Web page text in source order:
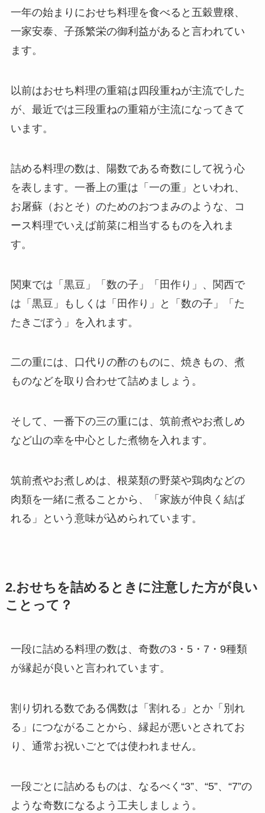
一年の始まりにおせち料理を食べると五穀豊穣、
一家安泰、子孫繁栄の御利益があると言われてい
ます。
以前はおせち料理の重箱は四段重ねが主流でした
が、最近では三段重ねの重箱が主流になってきて
います。
詰める料理の数は、陽数である奇数にして祝う心
を表します。一番上の重は「一の重」といわれ、
お屠蘇（おとそ）のためのおつまみのような、コ
ース料理でいえば前菜に相当するものを入れま
す。
関東では「黒豆」「数の子」「田作り」、関西で
は「黒豆」もしくは「田作り」と「数の子」「た
たきごぼう」を入れます。
二の重には、口代りの酢のものに、焼きもの、煮
ものなどを取り合わせて詰めましょう。
そして、一番下の三の重には、筑前煮やお煮しめ
など山の幸を中心とした煮物を入れます。
筑前煮やお煮しめは、根菜類の野菜や鶏肉などの
肉類を一緒に煮ることから、「家族が仲良く結ば
れる」という意味が込められています。
2.おせちを詰めるときに注意した方が良い
ことって？
一段に詰める料理の数は、奇数の3・5・7・9種類
が縁起が良いと言われています。
割り切れる数である偶数は「割れる」とか「別れ
る」につながることから、縁起が悪いとされてお
り、通常お祝いごとでは使われません。
一段ごとに詰めるものは、なるべく“3”、“5”、“7”の
ような奇数になるよう工夫しましょう。